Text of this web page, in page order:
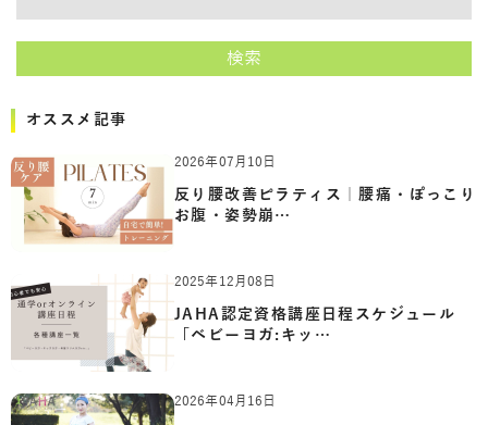
検索
オススメ記事
2026年07月10日
反り腰改善ピラティス｜腰痛・ぽっこり
お腹・姿勢崩…
2025年12月08日
JAHA認定資格講座日程スケジュール
「ベビーヨガ:キッ…
2026年04月16日